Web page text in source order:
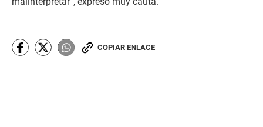
COPIAR ENLACE